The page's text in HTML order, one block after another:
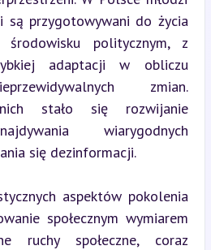
są przygotowywani do życia
politycznym, z
adaptacji w obliczu
zmian.
stało się rozwijanie
wiarygodnych
się dezinformacji.
aspektów pokolenia
społecznym wymiarem
ruchy społeczne, coraz